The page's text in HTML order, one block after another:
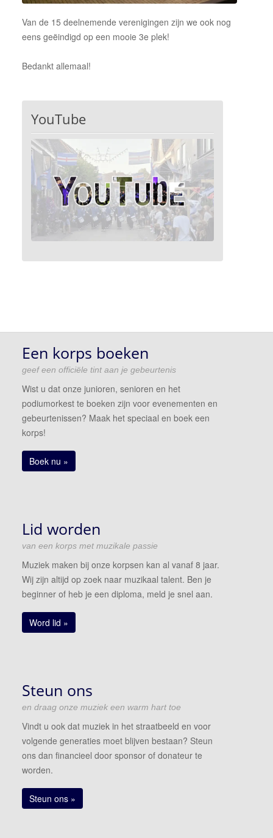
Donateur of sponsor worden
Van de 15 deelnemende verenigingen zijn we ook nog
eens geëindigd op een mooie 3e plek!
Bedankt allemaal!
YouTube
Een korps boeken
geef een officiële tint aan je gebeurtenis
Wist u dat onze junioren, senioren en het
podiumorkest te boeken zijn voor evenementen en
gebeurtenissen? Maak het speciaal en boek een
korps!
Boek nu »
Lid worden
van een korps met muzikale passie
Muziek maken bij onze korpsen kan al vanaf 8 jaar.
Wij zijn altijd op zoek naar muzikaal talent. Ben je
beginner of heb je een diploma, meld je snel aan.
Word lid »
Steun ons
en draag onze muziek een warm hart toe
Vindt u ook dat muziek in het straatbeeld en voor
volgende generaties moet blijven bestaan? Steun
ons dan financieel door sponsor of donateur te
worden.
Steun ons »